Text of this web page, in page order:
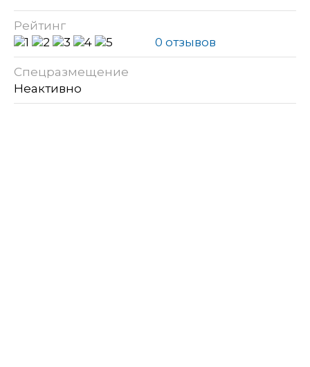
Рейтинг
0 отзывов
Спецразмещение
Неактивно